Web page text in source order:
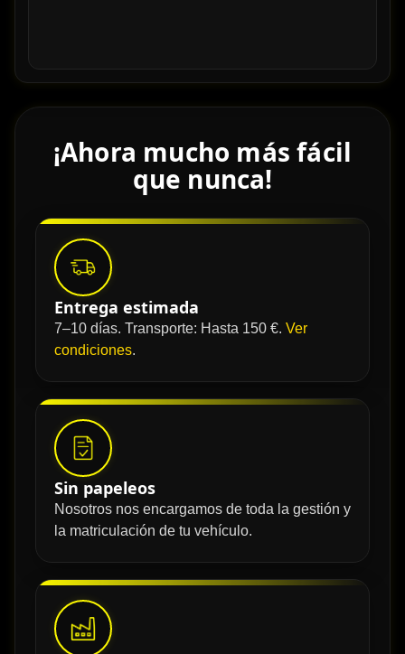
¡Ahora mucho más fácil
que nunca!
Entrega estimada
7–10 días. Transporte: Hasta 150 €. Ver
condiciones.
Sin papeleos
Nosotros nos encargamos de toda la gestión y
la matriculación de tu vehículo.